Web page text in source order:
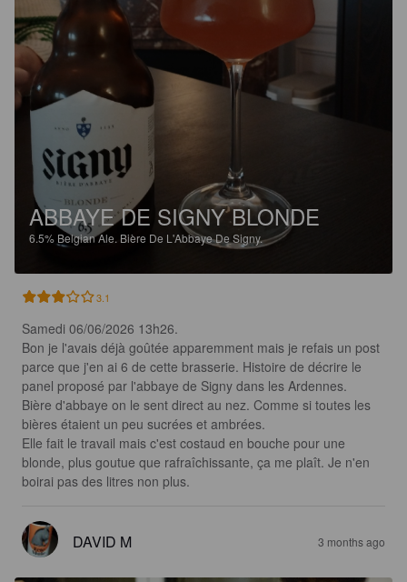
ABBAYE DE SIGNY BLONDE
6.5% Belgian Ale. Bière De L'Abbaye De Signy.
3.1
Samedi 06/06/2026 13h26.
Bon je l'avais déjà goûtée apparemment mais je refais un post
parce que j'en ai 6 de cette brasserie. Histoire de décrire le
panel proposé par l'abbaye de Signy dans les Ardennes.
Bière d'abbaye on le sent direct au nez. Comme si toutes les
bières étaient un peu sucrées et ambrées.
Elle fait le travail mais c'est costaud en bouche pour une
blonde, plus goutue que rafraîchissante, ça me plaît. Je n'en
boirai pas des litres non plus.
DAVID M 3 months ago